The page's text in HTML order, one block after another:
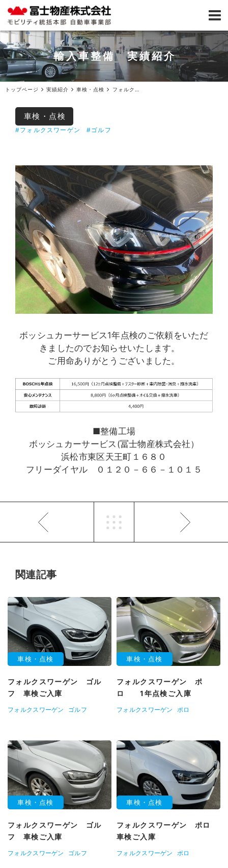
輸入車整備 実績紹介
トップページ 実績紹介 車検・点検
車検・点検
#フォルクスワーゲン #ゴルフ
ボッシュカーサービス1年点検のご依頼をいただ
きましたのでお知らせいたします。
ご用命ありがとうございました。
■整備工場
ボッシュカーサービス(冨士物産株式会社）
浜松市東区天王町１６８０
フリーダイヤル ０１２０－６６－１０１５
関連記事
車検・点検
フォルクスワーゲン ゴル
フ 車検ご入庫
フォルクスワーゲン ゴルフ
車検・点検
フォルクスワーゲン ポ
ロ 1年点検ご入庫
フォルクスワーゲン ポロ
車検・点検
フォルクスワーゲン ゴル
フ 車検ご入庫
フォルクスワーゲン ゴルフ
車検・点検
フォルクスワーゲン ポロ
車検ご入庫
フォルクスワーゲン ポロ